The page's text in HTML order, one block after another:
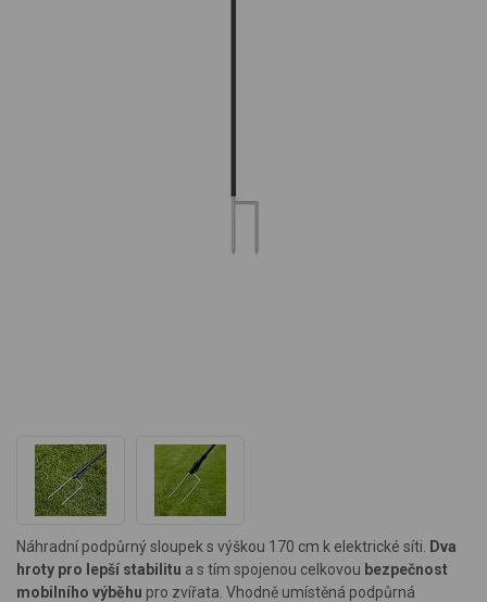
Náhradní podpůrný sloupek s výškou 170 cm k elektrické síti.
Dva
hroty pro lepší stabilitu a s tím spojenou celkovou bezpečnost
mobilního výběhu pro zvířata. Vhodně umístěná podpůrná